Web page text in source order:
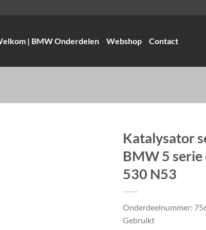
| BMW Onderdelen
Webshop Contact
Katalysator
BMW 5
530 N53
Onderdeelnummer:
Gebruikt